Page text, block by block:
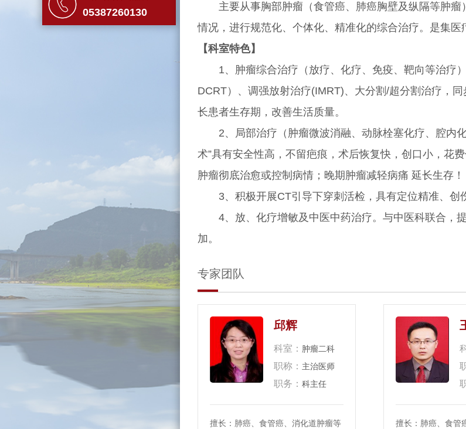
05387260130
主要从事胸部肿瘤（食管癌、肺癌胸壁及纵隔等肿瘤
情况，进行规范化、个体化、精准化的综合治疗。是集医
【科室特色】
1、肿瘤综合治疗（放疗、化疗、免疫、靶向等治疗
DCRT）、调强放射治疗(IMRT)、大分割/超分割治疗，
长患者生存期，改善生活质量。
2、局部治疗（肿瘤微波消融、动脉栓塞化疗、腔内
术”具有安全性高，不留疤痕，术后恢复快，创口小，花
肿瘤彻底治愈或控制病情；晚期肿瘤减轻病痛 延长生存！
3、积极开展CT引导下穿刺活检，具有定位精准、创
4、放、化疗增敏及中医中药治疗。与中医科联合，
加。
专家团队
邱辉
科室： 肿瘤二科
职称： 主治医师
职务：科主任
擅长：肺癌、食管癌、消化道肿瘤等
擅长：肺癌、食管